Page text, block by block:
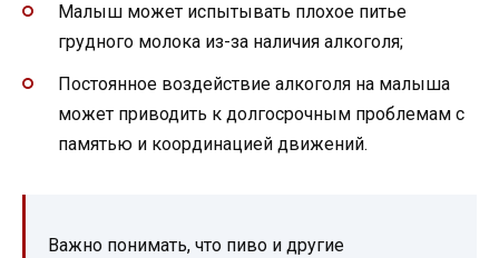
Малыш может испытывать плохое питье
грудного молока из-за наличия алкоголя;
Постоянное воздействие алкоголя на малыша
может приводить к долгосрочным проблемам с
памятью и координацией движений.
Важно понимать, что пиво и другие